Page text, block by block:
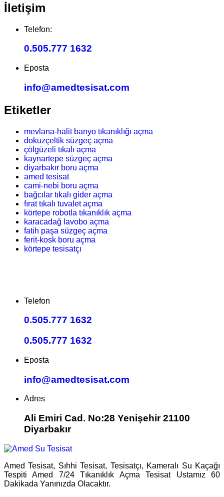
İletişim
Telefon:
0.505.777 1632
Eposta
info@amedtesisat.com
Etiketler
mevlana-halit banyo tıkanıklığı açma
dokuzçeltik süzgeç açma
çölgüzeli tıkalı açma
kaynartepe süzgeç açma
diyarbakır boru açma
amed tesisat
cami-nebi boru açma
bağcılar tıkalı gider açma
fırat tıkalı tuvalet açma
körtepe robotla tıkanıklık açma
karacadağ lavobo açma
fatih paşa süzgeç açma
ferit-kosk boru açma
körtepe tesisatçı
Telefon
0.505.777 1632
0.505.777 1632
Eposta
info@amedtesisat.com
Adres
Ali Emiri Cad. No:28 Yenişehir 21100
Diyarbakır
Amed Tesisat, Sıhhi Tesisat, Tesisatçı, Kameralı Su Kaçağı
Tespiti Amed 7/24 Tıkanıklık Açma Tesisat Ustamız 60
Dakikada Yanınızda Olacaktır.